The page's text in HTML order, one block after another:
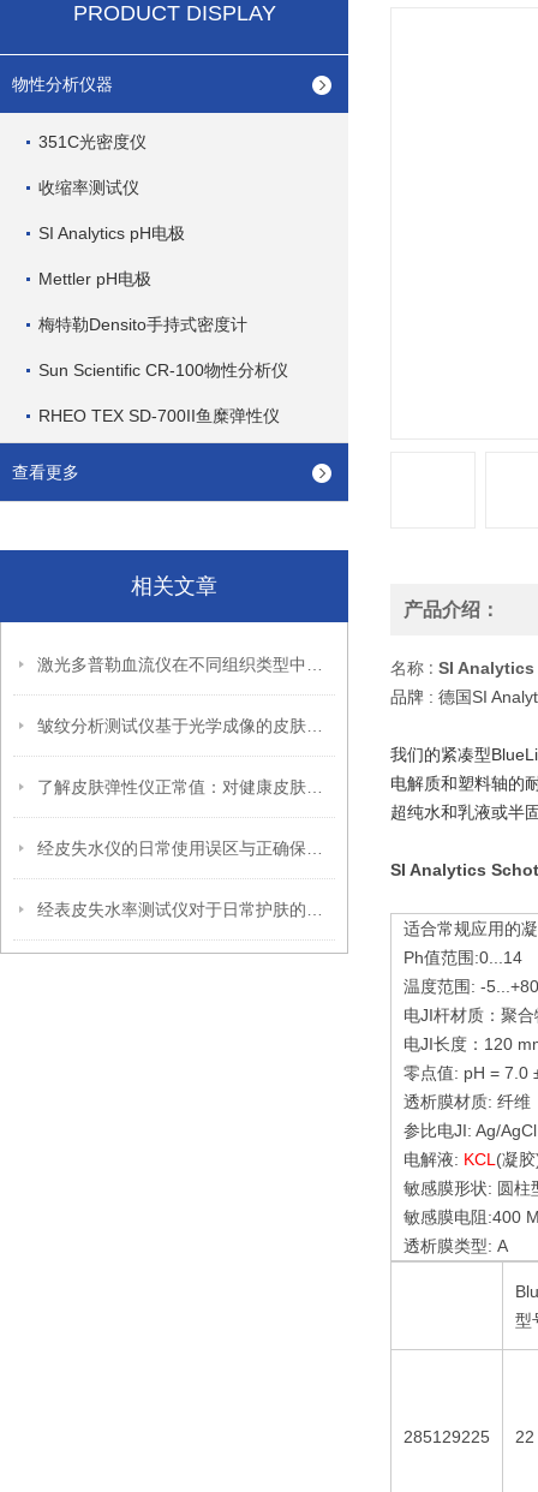
PRODUCT DISPLAY
物性分析仪器
351C光密度仪
收缩率测试仪
SI Analytics pH电极
Mettler pH电极
梅特勒Densito手持式密度计
Sun Scientific CR-100物性分析仪
RHEO TEX SD-700II鱼糜弹性仪
查看更多
相关文章
产品介绍：
名称 : SI
品牌 : 德国SI
我们的紧凑型
电解质和塑料轴的
超纯水和乳液或半
SI Analytics
适合常规应用的
Ph值范围:0...14
温度范围: -
电JI杆材质：聚
电JI长度：120
零点值: pH = 7.0
透析膜材质: 纤维
参比电JI: Ag/AgCl
电解液: KCL (凝
敏感膜形状: 圆柱
敏感膜电阻:400
透析膜类型: A
型
285129225